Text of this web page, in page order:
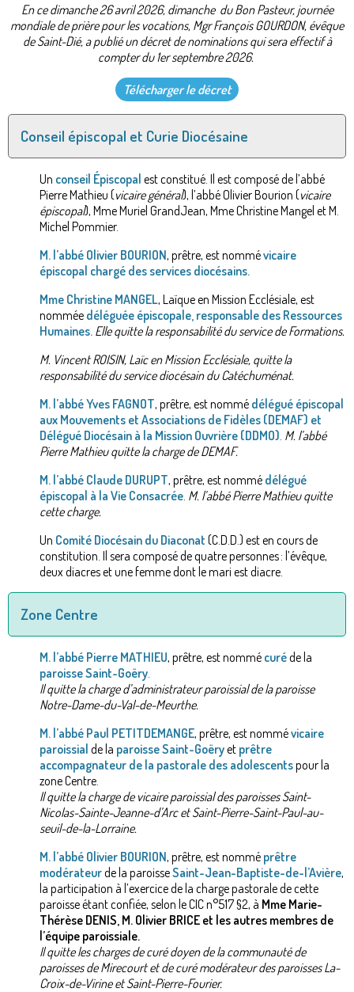
En ce dimanche 26 avril 2026, dimanche du Bon Pasteur, journée
mondiale de prière pour les vocations, Mgr François GOURDON, évêque
de Saint-Dié, a publié un décret de nominations qui sera effectif à
compter du 1er septembre 2026.
Télécharger le décret
Conseil épiscopal et Curie Diocésaine
Un conseil Épiscopal est constitué. Il est composé de l’abbé
Pierre Mathieu (vicaire général), l’abbé Olivier Bourion (vicaire
épiscopal), Mme Muriel GrandJean, Mme Christine Mangel et M.
Michel Pommier.
M. l’abbé Olivier BOURION, prêtre, est nommévicaire
épiscopal chargé des services diocésains.
Mme Christine MANGEL, Laïque en Mission Ecclésiale, est
nommée déléguée épiscopale, responsable des Ressources
Humaines. Elle quitte la responsabilité du service de Formations.
M. Vincent ROISIN, Laïc en Mission Ecclésiale, quitte la
responsabilité du service diocésain du Catéchuménat.
M. l’abbé Yves FAGNOT, prêtre, est nommé délégué épiscopal
aux Mouvements et Associations de Fidèles (DEMAF) et
Délégué Diocésain à la Mission Ouvrière (DDMO) M. l’abbé
Pierre Mathieu quitte la charge de DEMAF.
M. l’abbé Claude DURUPT, prêtre, est nommé délégué
épiscopal à la Vie Consacrée M. l’abbé Pierre Mathieu quitte
cette charge.
Un Comité Diocésain du Diaconat (C.D.D.) est en cours de
constitution. Il sera composé de quatre personnes : l’évêque,
deux diacres et une femme dont le mari est diacre.
Zone Centre
M. l’abbé Pierre MATHIEU, prêtre, est nommé curéde la
paroisse Saint-Goëry
Il quitte la charge d’administrateur paroissial de la paroisse
Notre-Dame-du-Val-de-Meurthe.
M. l’abbé Paul PETITDEMANGE, prêtre, est nommévicaire
paroissial de la paroisse Saint-Goëryet prêtre
accompagnateur de la pastorale des adolescentspour la
zone Centre.
Il quitte la charge de vicaire paroissial des paroisses Saint-
Nicolas-Sainte-Jeanne-d’Arc et Saint-Pierre-Saint-Paul-au-
seuil-de-la-Lorraine.
M. l’abbé Olivier BOURION, prêtre, est nommé prêtre
modérateurde la paroisseSaint-Jean-Baptiste-de-l’Avière,
la participation à l’exercice de la charge pastorale de cette
paroisse étant confiée, selon le CIC n°517 §2, à Mme Marie-
Thérèse DENIS, M. Olivier BRICE et les autres membres de
l’équipe paroissiale.
Il quitte les charges de curé doyen de la communauté de
paroisses de Mirecourt et de curé modérateur des paroisses La-
Croix-de-Virine et Saint-Pierre-Fourier.